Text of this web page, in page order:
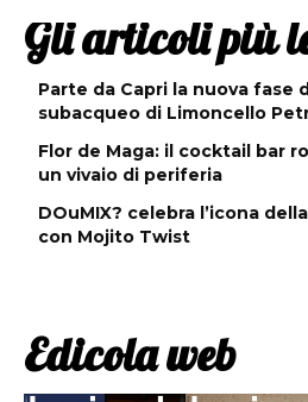
Gli articoli più
Parte da Capri la nuova fase
subacqueo di Limoncello
Flor de Maga: il cocktail bar
un vivaio di periferia
DOuMIX? celebra l’icona
con Mojito Twist
Edicola web